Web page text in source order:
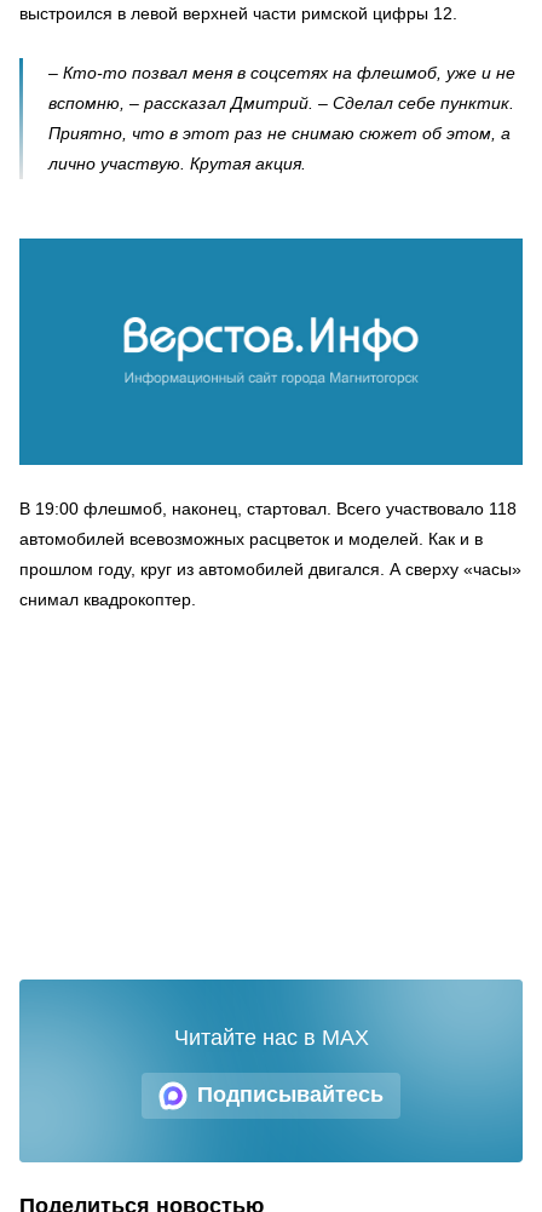
выстроился в левой верхней части римской цифры 12.
– Кто-то позвал меня в соцсетях на флешмоб, уже и не
вспомню, – рассказал Дмитрий. – Сделал себе пунктик.
Приятно, что в этот раз не снимаю сюжет об этом, а
лично участвую. Крутая акция.
В 19:00 флешмоб, наконец, стартовал. Всего участвовало 118
автомобилей всевозможных расцветок и моделей. Как и в
прошлом году, круг из автомобилей двигался. А сверху «часы»
снимал квадрокоптер.
Подписывайтесь
Читайте нас в MAX
Поделиться новостью